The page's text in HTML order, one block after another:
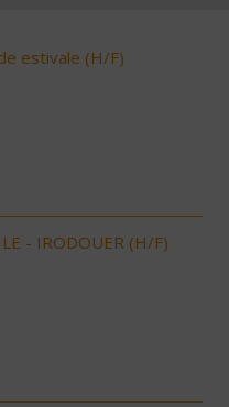
estivale (H/F)
- IRODOUER (H/F)